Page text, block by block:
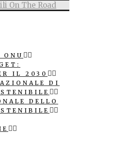
On The Road
IL 2030
DI
DELLO